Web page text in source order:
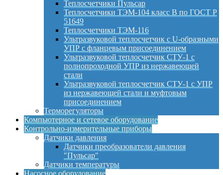
Теплосчетчики Пульсар
Теплосчетчики ТЭМ-104 класс B по ГОСТ Р
51649
Теплосчетчики ТЭМ-116
Ультразвуковой теплосчетчик с U-образными
УПР с фланцевым присоединением
Ультразвуковой теплосчетчик СТУ-1 с
полнопроходной УПР из нержавеющей
стали
Ультразвуковой теплосчетчик СТУ-1 с УПР
из нержавеющей стали и муфтовым
присоединением
Терморегуляторы
Компьютерное и сетевое оборудование
Контрольно-измерительные приборы
Датчики давления
Датчики преобразователи давления
"Пульсар"
Датчики температуры
Насосное оборудование